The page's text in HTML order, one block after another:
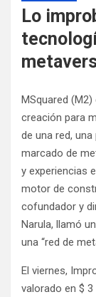
Lo
MSquared
creación para
de una red,
marcado de
y experiencias
motor de
cofundador y
Narula, llamó
una “red de
El viernes,
valorado en $